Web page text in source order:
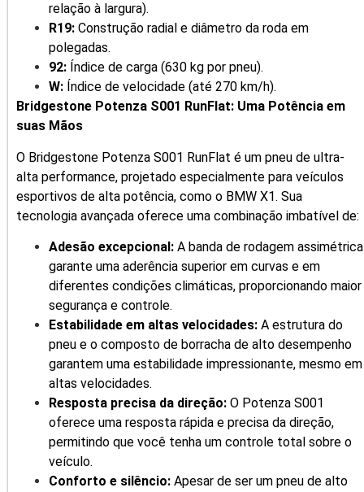
relação à largura).
R19: Construção radial e diâmetro da roda em
polegadas.
92: Índice de carga (630 kg por pneu).
W: Índice de velocidade (até 270 km/h).
Bridgestone Potenza S001 RunFlat: Uma Potência em
suas Mãos
O Bridgestone Potenza S001 RunFlat é um pneu de ultra-
alta performance, projetado especialmente para veículos
esportivos de alta potência, como o BMW X1. Sua
tecnologia avançada oferece uma combinação imbatível de:
Adesão excepcional: A banda de rodagem assimétrica
garante uma aderência superior em curvas e em
diferentes condições climáticas, proporcionando maior
segurança e controle.
Estabilidade em altas velocidades: A estrutura do
pneu e o composto de borracha de alto desempenho
garantem uma estabilidade impressionante, mesmo em
altas velocidades.
Resposta precisa da direção: O Potenza S001
oferece uma resposta rápida e precisa da direção,
permitindo que você tenha um controle total sobre o
veículo.
Conforto e silêncio: Apesar de ser um pneu de alto